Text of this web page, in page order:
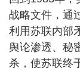
战略文件，通
利用苏联内部
舆论渗透、秘
杀，使苏联终